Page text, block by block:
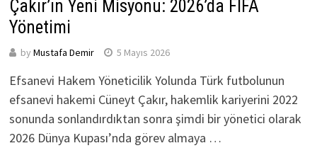
Çakır’ın Yeni Misyonu: 2026’da FIFA
Yönetimi
by Mustafa Demir 5 Mayıs 2026
Efsanevi Hakem Yöneticilik Yolunda Türk futbolunun
efsanevi hakemi Cüneyt Çakır, hakemlik kariyerini 2022
sonunda sonlandırdıktan sonra şimdi bir yönetici olarak
2026 Dünya Kupası’nda görev almaya …